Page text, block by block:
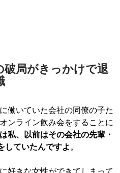
破局がきっかけで退
働いていた会社の同僚の子た
ンライン飲み会をすることに
私、以前はその会社の先輩・
していたんですよ 。